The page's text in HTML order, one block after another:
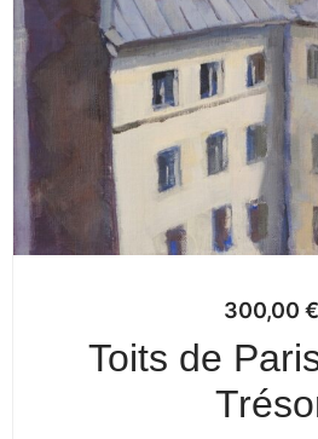
300,00 €
Toits de